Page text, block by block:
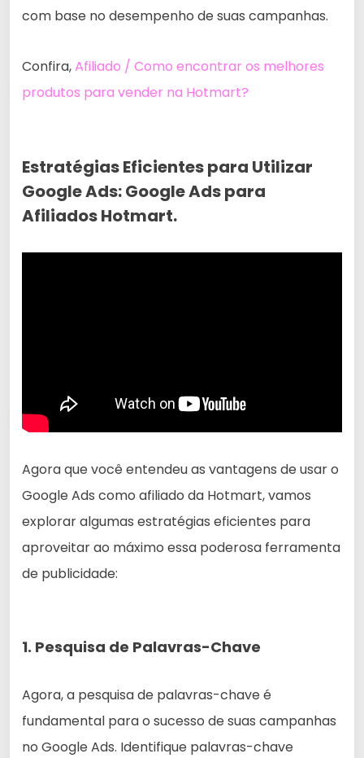
com base no desempenho de suas campanhas.
Confira,Afiliado / Como encontrar os melhores
produtos para vender na Hotmart?
Estratégias Eficientes para Utilizar
Google Ads: Google Ads para
Afiliados Hotmart.
Agora que você entendeu as vantagens de usar o
Google Ads como afiliado da Hotmart, vamos
explorar algumas estratégias eficientes para
aproveitar ao máximo essa poderosa ferramenta
de publicidade:
1. Pesquisa de Palavras-Chave
Agora, a pesquisa de palavras-chave é
fundamental para o sucesso de suas campanhas
no Google Ads. Identifique palavras-chave